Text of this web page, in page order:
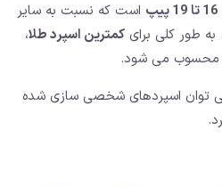
16 تا 19 پیپ
است که نسبت به سایر
طور کلی برای کمترین اسپرد طلا،
می توان اسپردهای شخصی سازی شده